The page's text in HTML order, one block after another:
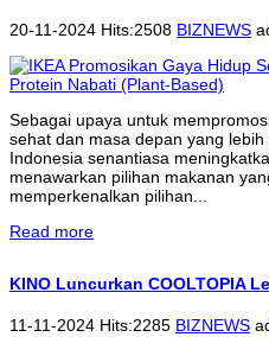
20-11-2024 Hits:2508 BIZNEWS
Sebagai upaya untuk
sehat dan masa depan yang lebih
Indonesia senantiasa
menawarkan pilihan makanan
memperkenalkan pilihan...
Read more
KINO Luncurkan COOLTOPIA
11-11-2024 Hits:2285 BIZNEWS